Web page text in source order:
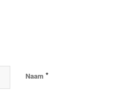
Naam *